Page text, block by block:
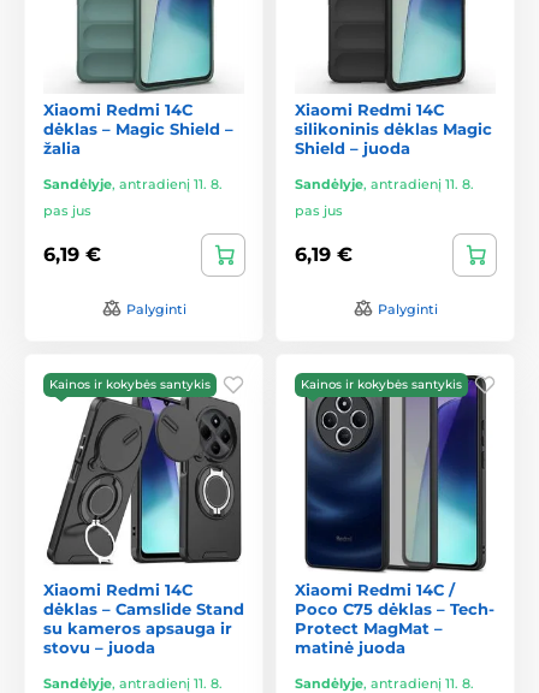
Xiaomi Redmi 14C
dėklas – Magic Shield –
žalia
Sandėlyje, antradienį 11. 8.
pas jus
6,19 €
Palyginti
Xiaomi Redmi 14C
silikoninis dėklas Magic
Shield – juoda
Sandėlyje, antradienį 11. 8.
pas jus
6,19 €
Palyginti
Kainos ir kokybės santykis
Xiaomi Redmi 14C
dėklas – Camslide Stand
su kameros apsauga ir
stovu – juoda
Sandėlyje, antradienį 11. 8.
Kainos ir kokybės santykis
Xiaomi Redmi 14C /
Poco C75 dėklas – Tech-
Protect MagMat –
matinė juoda
Sandėlyje, antradienį 11. 8.